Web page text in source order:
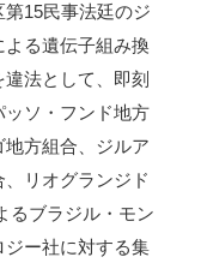
15民事法廷のジ
よる遺伝子組み換
法として、即刻
ソ・フンド地方
方組合、ジルア
リオグランジド
るブラジル・モン
ー社に対する集